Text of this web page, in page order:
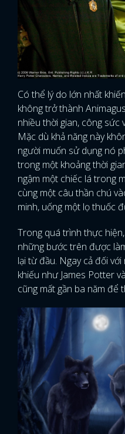
Có thể lý do lớn nhất
không trở thành
nhiều thời gian, công sức
Mặc dù khả năng này
người muốn sử dụng nó
trong một khoảng thời
ngậm một chiếc lá trong
cùng một câu thần chú
minh, uống một lọ thuốc
Trong quá trình thực
những bước trên được
lại từ đầu. Ngay cả đối
khiếu như James Potter
cũng mất gần ba năm để